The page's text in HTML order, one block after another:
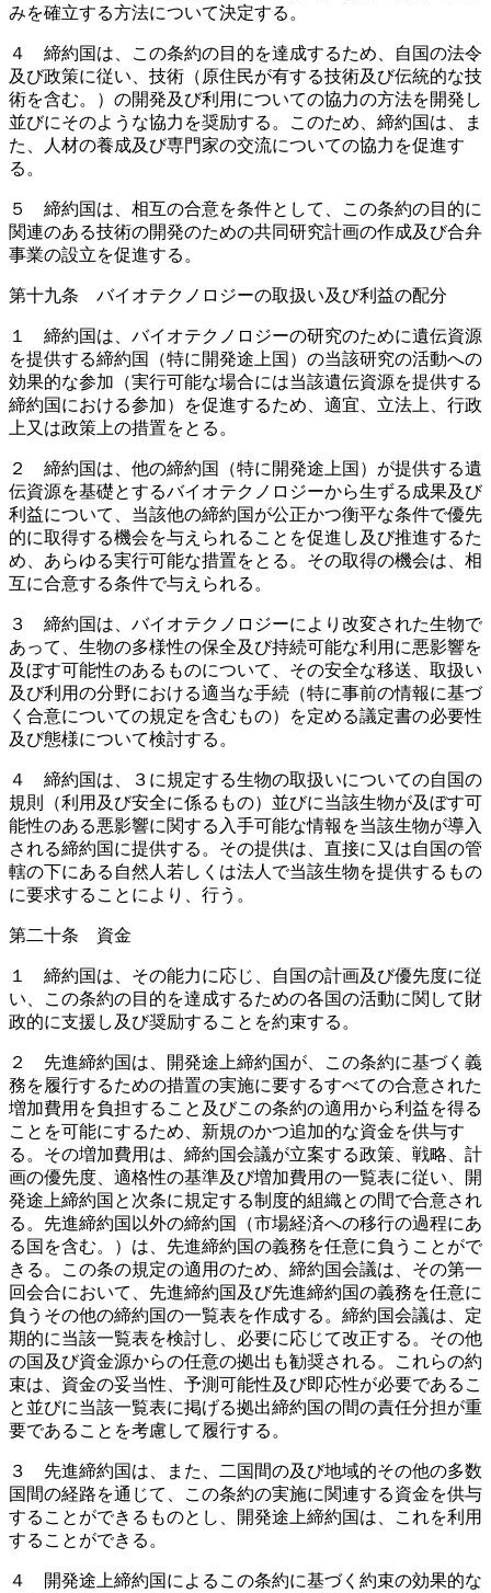
みを確立する方法について決定する。
４ 締約国は、この条約の目的を達成するため、自国の法令
及び政策に従い、技術（原住民が有する技術及び伝統的な技
術を含む。）の開発及び利用についての協力の方法を開発し
並びにそのような協力を奨励する。このため、締約国は、ま
た、人材の養成及び専門家の交流についての協力を促進す
る。
５ 締約国は、相互の合意を条件として、この条約の目的に
関連のある技術の開発のための共同研究計画の作成及び合弁
事業の設立を促進する。
第十九条 バイオテクノロジーの取扱い及び利益の配分
１ 締約国は、バイオテクノロジーの研究のために遺伝資源
を提供する締約国（特に開発途上国）の当該研究の活動への
効果的な参加（実行可能な場合には当該遺伝資源を提供する
締約国における参加）を促進するため、適宜、立法上、行政
上又は政策上の措置をとる。
２ 締約国は、他の締約国（特に開発途上国）が提供する遺
伝資源を基礎とするバイオテクノロジーから生ずる成果及び
利益について、当該他の締約国が公正かつ衡平な条件で優先
的に取得する機会を与えられることを促進し及び推進するた
め、あらゆる実行可能な措置をとる。その取得の機会は、相
互に合意する条件で与えられる。
３ 締約国は、バイオテクノロジーにより改変された生物で
あって、生物の多様性の保全及び持続可能な利用に悪影響を
及ぼす可能性のあるものについて、その安全な移送、取扱い
及び利用の分野における適当な手続（特に事前の情報に基づ
く合意についての規定を含むもの）を定める議定書の必要性
及び態様について検討する。
４ 締約国は、３に規定する生物の取扱いについての自国の
規則（利用及び安全に係るもの）並びに当該生物が及ぼす可
能性のある悪影響に関する入手可能な情報を当該生物が導入
される締約国に提供する。その提供は、直接に又は自国の管
轄の下にある自然人若しくは法人で当該生物を提供するもの
に要求することにより、行う。
第二十条 資金
１ 締約国は、その能力に応じ、自国の計画及び優先度に従
い、この条約の目的を達成するための各国の活動に関して財
政的に支援し及び奨励することを約束する。
２ 先進締約国は、開発途上締約国が、この条約に基づく義
務を履行するための措置の実施に要するすべての合意された
増加費用を負担すること及びこの条約の適用から利益を得る
ことを可能にするため、新規のかつ追加的な資金を供与す
る。その増加費用は、締約国会議が立案する政策、戦略、計
画の優先度、適格性の基準及び増加費用の一覧表に従い、開
発途上締約国と次条に規定する制度的組織との間で合意され
る。先進締約国以外の締約国（市場経済への移行の過程にあ
る国を含む。）は、先進締約国の義務を任意に負うことがで
きる。この条の規定の適用のため、締約国会議は、その第一
回会合において、先進締約国及び先進締約国の義務を任意に
負うその他の締約国の一覧表を作成する。締約国会議は、定
期的に当該一覧表を検討し、必要に応じて改正する。その他
の国及び資金源からの任意の拠出も勧奨される。これらの約
束は、資金の妥当性、予測可能性及び即応性が必要であるこ
と並びに当該一覧表に掲げる拠出締約国の間の責任分担が重
要であることを考慮して履行する。
３ 先進締約国は、また、二国間の及び地域的その他の多数
国間の経路を通じて、この条約の実施に関連する資金を供与
することができるものとし、開発途上締約国は、これを利用
することができる。
４ 開発途上締約国によるこの条約に基づく約束の効果的な